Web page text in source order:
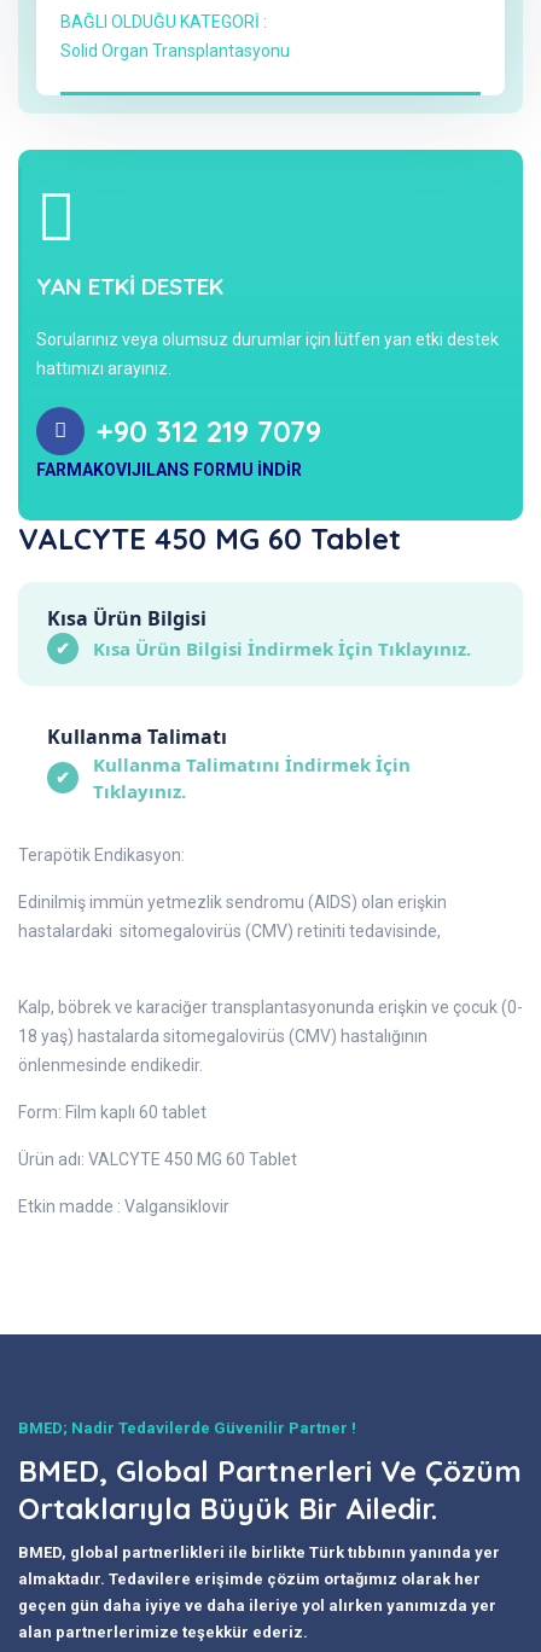
BAĞLI OLDUĞU KATEGORİ :
Solid Organ Transplantasyonu
YAN ETKİ DESTEK
Sorularınız veya olumsuz durumlar için lütfen yan etki destek
hattımızı arayınız.
+90 312 219 7079
FARMAKOVIJILANS FORMU İNDİR
VALCYTE 450 MG 60 Tablet
Kısa Ürün Bilgisi
✔ Kısa Ürün Bilgisi İndirmek İçin Tıklayınız.
Kullanma Talimatı
✔
Kullanma Talimatını İndirmek İçin
Tıklayınız.
Terapötik Endikasyon:
Edinilmiş immün yetmezlik sendromu (AIDS) olan erişkin
hastalardaki sitomegalovirüs (CMV) retiniti tedavisinde,
Kalp, böbrek ve karaciğer transplantasyonunda erişkin ve çocuk (0-
18 yaş) hastalarda sitomegalovirüs (CMV) hastalığının
önlenmesinde endikedir.
Form: Film kaplı 60 tablet
Ürün adı: VALCYTE 450 MG 60 Tablet
Etkin madde : Valgansiklovir
BMED; Nadir Tedavilerde Güvenilir Partner !
BMED, Global Partnerleri Ve Çözüm
Ortaklarıyla Büyük Bir Ailedir.
BMED, global partnerlikleri ile birlikte Türk tıbbının yanında yer
almaktadır. Tedavilere erişimde çözüm ortağımız olarak her
geçen gün daha iyiye ve daha ileriye yol alırken yanımızda yer
alan partnerlerimize teşekkür ederiz.